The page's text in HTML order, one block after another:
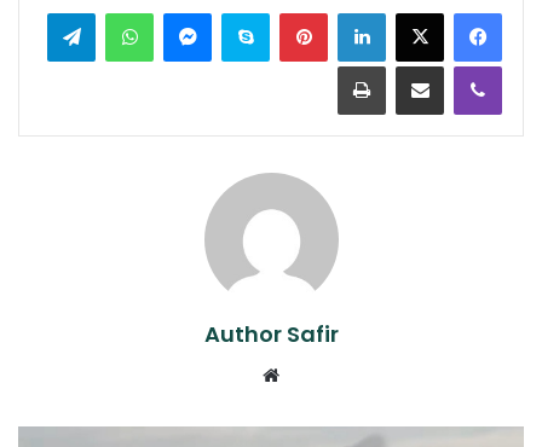
LinkedIn
Pinterest
Skype
Messenger
WhatsApp
Viber
Share via Email
Print
Author Safir